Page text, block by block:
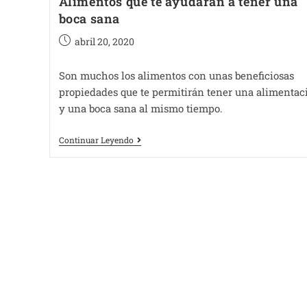
boca sana
abril 20, 2020
Son muchos los alimentos con unas beneficiosas
propiedades que te permitirán tener una
y una boca sana al mismo tiempo.
Continuar Leyendo